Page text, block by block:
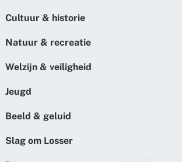
Cultuur & historie
Natuur & recreatie
Welzijn & veiligheid
Jeugd
Beeld & geluid
Slag om Losser